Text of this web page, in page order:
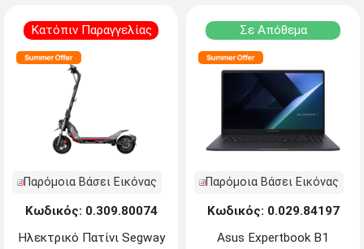
Κατόπιν Παραγγελίας
Παρόμοια Βάσει Εικόνας
Κωδικός: 0.309.80074
Ηλεκτρικό Πατίνι Segway
Σε Απόθεμα
Παρόμοια Βάσει Εικόνας
Κωδικός: 0.029.84197
Asus Expertbook B1